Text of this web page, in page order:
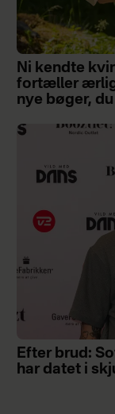
Ni kendte
fortæller
nye bøger,
Efter brud:
har datet i